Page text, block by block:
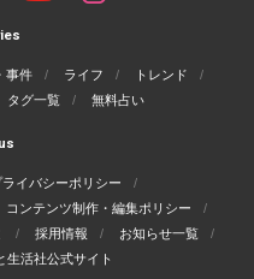
事件 ライフ
トレンド
タグ一覧 無料占い
ライバシーポリシー
コンテンツ制作・編集ポリシー
採用情報
お知らせ一覧
生活社公式サイト